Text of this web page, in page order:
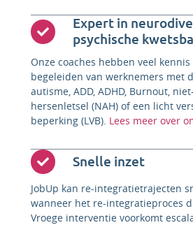
Expert in
psychische
Onze coaches hebben veel
begeleiden van werknemers met
autisme, ADD, ADHD, Burnout,
hersenletsel (NAH) of een licht
beperking (LVB). Lees meer over
Snelle inzet
JobUp kan re-integratietrajecten
wanneer het re-integratieproces
Vroege interventie voorkomt